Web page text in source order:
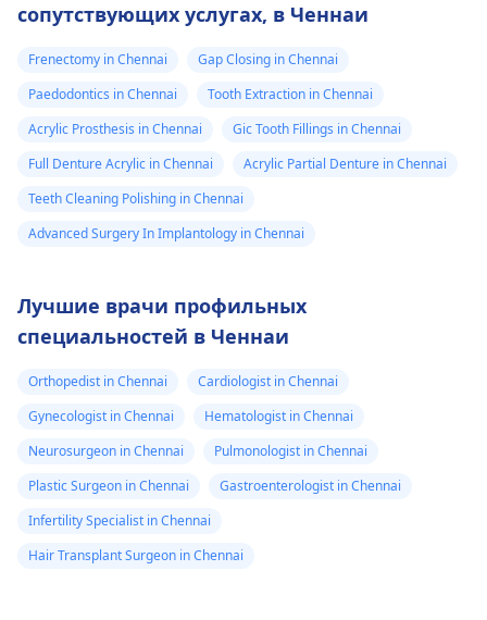
сопутствующих услугах, в Ченнаи
Frenectomy in Chennai
Gap Closing in Chennai
Paedodontics in Chennai
Tooth Extraction in Chennai
Acrylic Prosthesis in Chennai
Gic Tooth Fillings in Chennai
Full Denture Acrylic in Chennai
Acrylic Partial Denture in Chennai
Teeth Cleaning Polishing in Chennai
Advanced Surgery In Implantology in Chennai
Лучшие врачи профильных
специальностей в Ченнаи
Orthopedist in Chennai
Cardiologist in Chennai
Gynecologist in Chennai
Hematologist in Chennai
Neurosurgeon in Chennai
Pulmonologist in Chennai
Plastic Surgeon in Chennai
Gastroenterologist in Chennai
Infertility Specialist in Chennai
Hair Transplant Surgeon in Chennai